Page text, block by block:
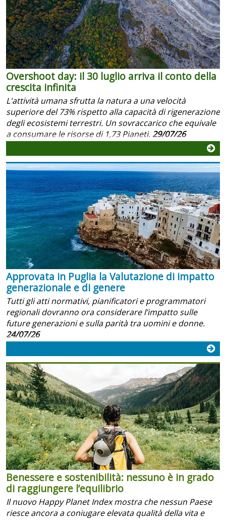
Overshoot day: il 30 luglio arriva il conto della
crescita infinita
L'attività umana sfrutta la natura a una velocità
superiore del 73% rispetto alla capacità di rigenerazione
degli ecosistemi terrestri. Un sovraccarico che equivale
a consumare le risorse di 1,73 Pianeti.29/07/26
Approvata in Puglia la Valutazione di impatto
generazionale e di genere
Tutti gli atti normativi, pianificatori e programmatori
regionali dovranno ora considerare l’impatto sulle
future generazioni e sulla parità tra uomini e donne.
24/07/26
Benessere e sostenibilità: nessuno è in grado
di raggiungere l’equilibrio
Il nuovo Happy Planet Index mostra che nessun Paese
riesce ancora a coniugare elevata qualità della vita e